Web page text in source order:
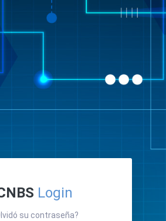
Login
su contraseña?